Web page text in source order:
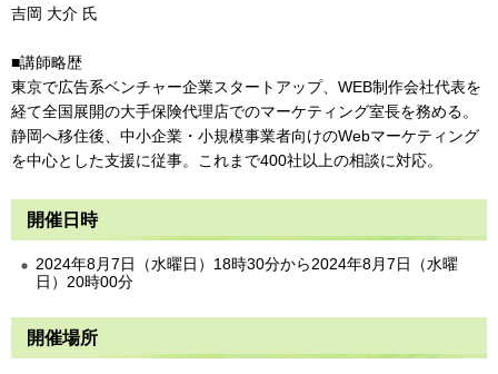
吉岡 大介 氏
■講師略歴
東京で広告系ベンチャー企業スタートアップ、WEB制作会社代表を
経て全国展開の大手保険代理店でのマーケティング室長を務める。
静岡へ移住後、中小企業・小規模事業者向けのWebマーケティング
を中心とした支援に従事。これまで400社以上の相談に対応。
開催日時
2024年8月7日（水曜日）18時30分から2024年8月7日（水曜
日）20時00分
開催場所